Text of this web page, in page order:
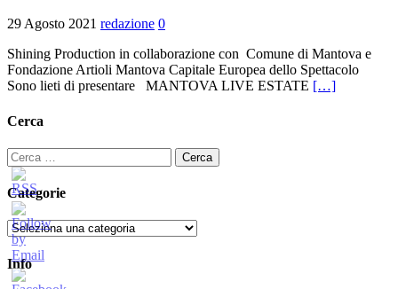
29 Agosto 2021 redazione 0
Shining Production in collaborazione con Comune di Mantova e
Fondazione Artioli Mantova Capitale Europea dello Spettacolo
Sono lieti di presentare MANTOVA LIVE ESTATE […]
Cerca
Ricerca
per:
Categorie
Categorie
Info